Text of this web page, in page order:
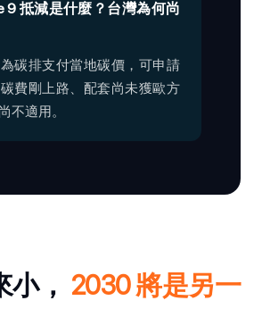
9 抵減是什麼？台灣為何尚
碳排支付當地碳價，可申請
費剛上路、配套尚未獲歐方
不適用。
， 2030 將是另一